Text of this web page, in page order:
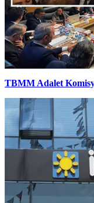
TBMM Adalet